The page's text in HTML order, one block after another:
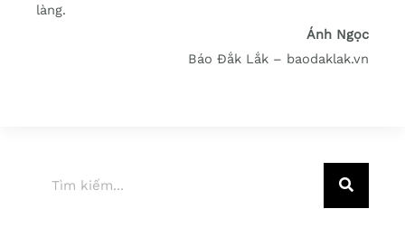
làng.
Ánh Ngọc
Báo Đắk Lắk – baodaklak.vn